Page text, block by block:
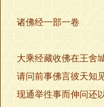
诸佛经一部一卷
大乘经藏收佛在王舍
请问前事佛言彼天知
现通举徃事而伸问还